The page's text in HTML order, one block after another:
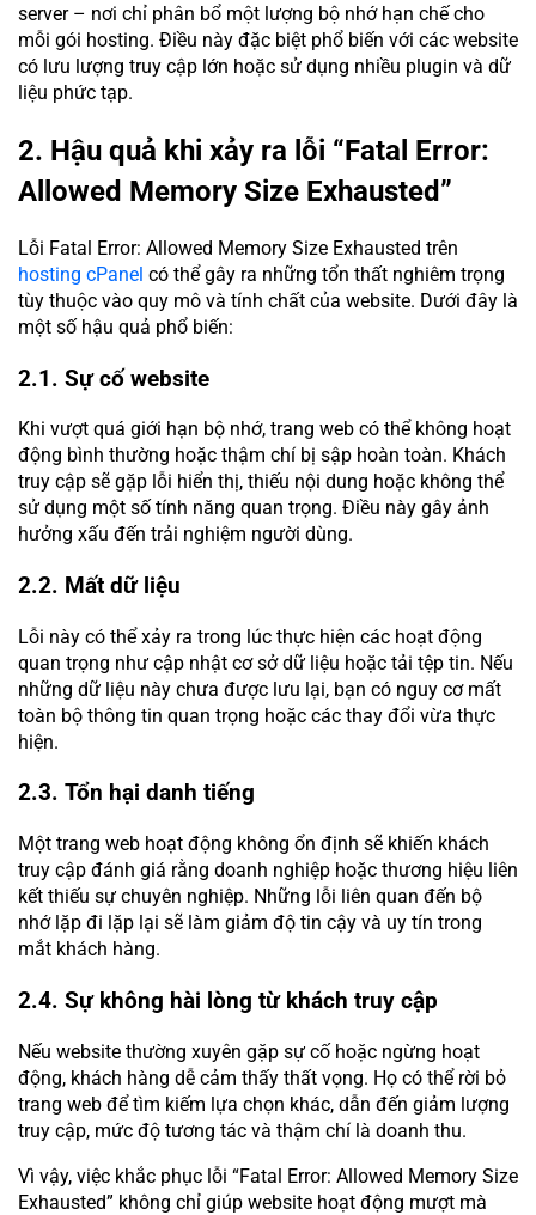
server – nơi chỉ phân bổ một lượng bộ nhớ hạn chế cho
mỗi gói hosting. Điều này đặc biệt phổ biến với các website
có lưu lượng truy cập lớn hoặc sử dụng nhiều plugin và dữ
liệu phức tạp.
2. Hậu quả khi xảy ra lỗi “Fatal Error:
Allowed Memory Size Exhausted”
Lỗi Fatal Error: Allowed Memory Size Exhausted trên
hosting cPanel có thể gây ra những tổn thất nghiêm trọng
tùy thuộc vào quy mô và tính chất của website. Dưới đây là
một số hậu quả phổ biến:
2.1. Sự cố website
Khi vượt quá giới hạn bộ nhớ, trang web có thể không hoạt
động bình thường hoặc thậm chí bị sập hoàn toàn. Khách
truy cập sẽ gặp lỗi hiển thị, thiếu nội dung hoặc không thể
sử dụng một số tính năng quan trọng. Điều này gây ảnh
hưởng xấu đến trải nghiệm người dùng.
2.2. Mất dữ liệu
Lỗi này có thể xảy ra trong lúc thực hiện các hoạt động
quan trọng như cập nhật cơ sở dữ liệu hoặc tải tệp tin. Nếu
những dữ liệu này chưa được lưu lại, bạn có nguy cơ mất
toàn bộ thông tin quan trọng hoặc các thay đổi vừa thực
hiện.
2.3. Tổn hại danh tiếng
Một trang web hoạt động không ổn định sẽ khiến khách
truy cập đánh giá rằng doanh nghiệp hoặc thương hiệu liên
kết thiếu sự chuyên nghiệp. Những lỗi liên quan đến bộ
nhớ lặp đi lặp lại sẽ làm giảm độ tin cậy và uy tín trong
mắt khách hàng.
2.4. Sự không hài lòng từ khách truy cập
Nếu website thường xuyên gặp sự cố hoặc ngừng hoạt
động, khách hàng dễ cảm thấy thất vọng. Họ có thể rời bỏ
trang web để tìm kiếm lựa chọn khác, dẫn đến giảm lượng
truy cập, mức độ tương tác và thậm chí là doanh thu.
Vì vậy, việc khắc phục lỗi “Fatal Error: Allowed Memory Size
Exhausted” không chỉ giúp website hoạt động mượt mà